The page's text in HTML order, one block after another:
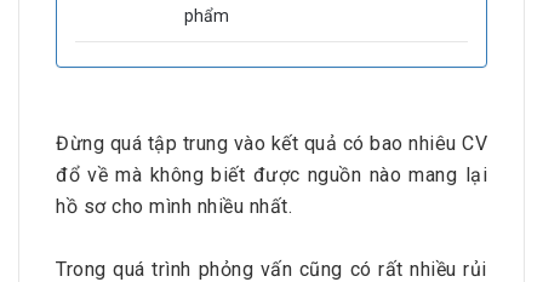
phẩm
Đừng quá tập trung vào kết quả có bao nhiêu CV
đổ về mà không biết được nguồn nào mang lại
hồ sơ cho mình nhiều nhất.
Trong quá trình phỏng vấn cũng có rất nhiều rủi